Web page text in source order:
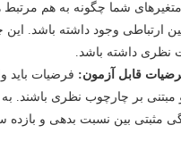
شما چگونه به هم مرتبط هستند
وجود داشته باشد. این
داشته باشد.
قابل آزمون: فرضیات باید
بر چارچوب نظری باشند. به عنوان
بین نسبت بدهی و بازده